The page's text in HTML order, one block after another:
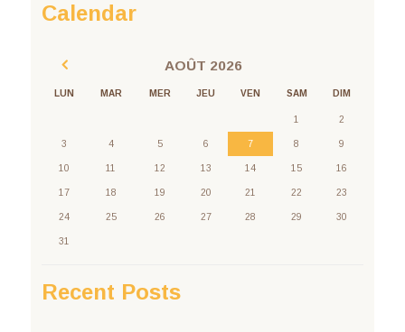
Calendar
AOÛT 2026
LUN MAR MER JEU VEN SAM DIM
1 2
3 4 5 6 7 8 9
10 11 12 13 14 15 16
17 18 19 20 21 22 23
24 25 26 27 28 29 30
31
Recent Posts